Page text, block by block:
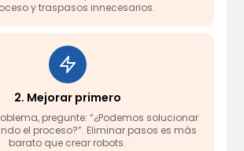
y traspasos innecesarios.
2. Mejorar primero
pregunte: “¿Podemos solucionar
el proceso?”. Eliminar pasos es más
barato que crear robots.